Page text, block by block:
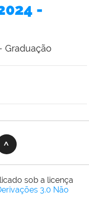
-
Graduação
sob a licença
3.0 Não